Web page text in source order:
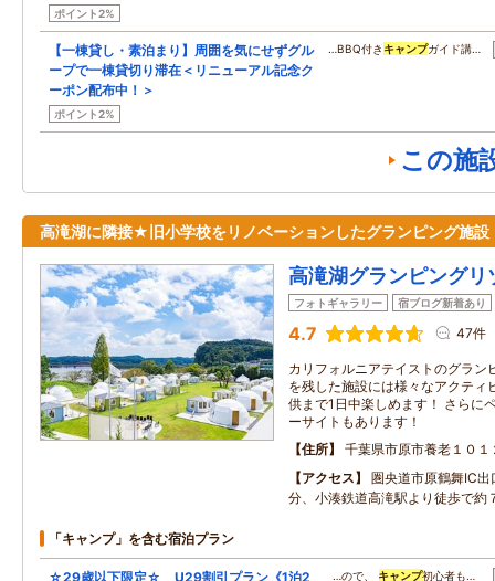
ポイント2%
【一棟貸し・素泊まり】周囲を気にせずグル
ープで一棟貸切り滞在＜リニューアル記念ク
ーポン配布中！＞
ポイント2%
…BBQ付き キャンプガイド講…
この施
高滝湖に隣接★旧小学校をリノベーションしたグランピング施設
高滝湖グランピングリ
フォトギャラリー 宿ブログ新着あり
4.7 47件
カリフォルニアテイストのグラン
を残した施設には様々なアクティ
供まで1日中楽しめます！ さらに
ーサイトもあります！
住所
千葉県市原市養老１０１
アクセス
圏央道市原鶴舞IC
分、小湊鉄道高滝駅より徒歩で約
「キャンプ」を含む宿泊プラン
☆29歳以下限定☆ U29割引プラン《1泊2 …ので、 キャンプ初心者も…